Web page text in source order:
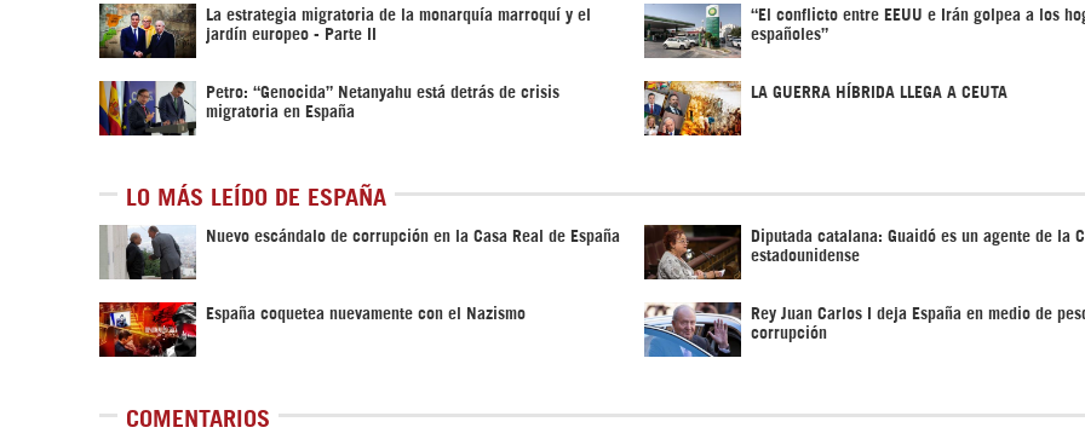
La estrategia migratoria de la monarquía marroquí y el
jardín europeo - Parte II
“El conflicto entre EEUU e Irán golpea a los
españoles”
Petro: “Genocida” Netanyahu está detrás de crisis
migratoria en España
LA GUERRA HÍBRIDA LLEGA A CEUTA
LO MÁS LEÍDO DE ESPAÑA
Nuevo escándalo de corrupción en la Casa Real de España Diputada catalana: Guaidó es un agente de la
estadounidense
España coquetea nuevamente con el Nazismo Rey Juan Carlos I deja España en medio de
corrupción
COMENTARIOS